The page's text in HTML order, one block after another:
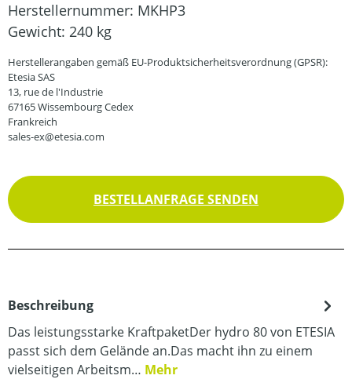
Herstellernummer: MKHP3
Gewicht: 240 kg
Herstellerangaben gemäß EU-Produktsicherheitsverordnung (GPSR):
Etesia SAS
13, rue de l'Industrie
67165 Wissembourg Cedex
Frankreich
sales-ex@etesia.com
BESTELLANFRAGE SENDEN
Beschreibung
Das leistungsstarke KraftpaketDer hydro 80 von ETESIA
passt sich dem Gelände an.Das macht ihn zu einem
vielseitigen Arbeitsm… Mehr